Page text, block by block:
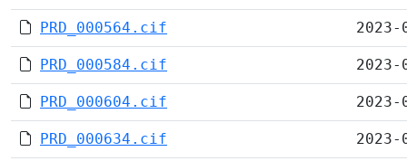
PRD_000564.cif
PRD_000584.cif
PRD_000604.cif
PRD_000634.cif